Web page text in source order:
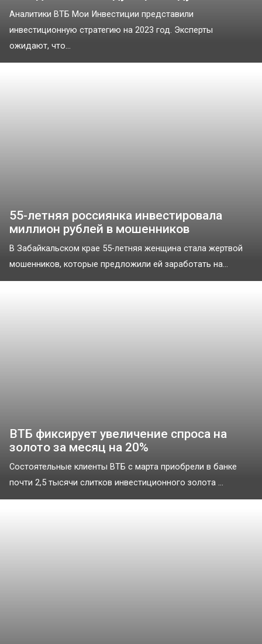
Аналитики ВТБ Мои Инвестиции представили
инвестиционную стратегию на 2023 год. Эксперты
ожидают, что...
55-летняя россиянка инвестировала
миллион рублей в мошенников
В Забайкальском крае 55-летняя женщина стала жертвой
мошенников, которые предложили ей заработать на...
ВТБ фиксирует увеличение спроса на
золото за месяц на 20%
Состоятельные клиенты ВТБ с марта приобрели в банке
почти 2,5 тысячи слитков инвестиционного золота ...